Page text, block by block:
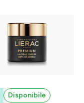
Disponibile